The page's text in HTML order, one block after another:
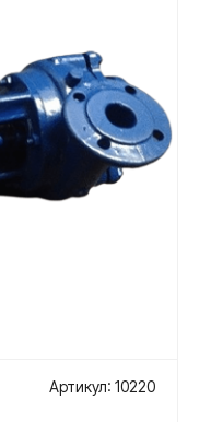
Артикул: 10220